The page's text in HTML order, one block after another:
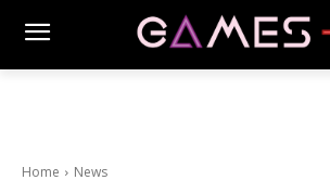
Home News